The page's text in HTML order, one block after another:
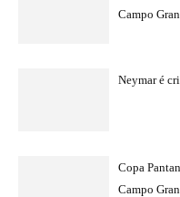
Campo
Neymar é
Copa
Campo